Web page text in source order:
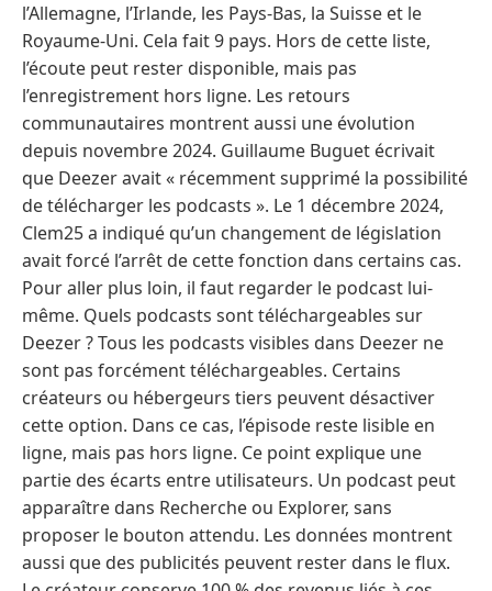
l’Allemagne, l’Irlande, les Pays-Bas, la Suisse et le
Royaume-Uni. Cela fait 9 pays. Hors de cette liste,
l’écoute peut rester disponible, mais pas
l’enregistrement hors ligne. Les retours
communautaires montrent aussi une évolution
depuis novembre 2024. Guillaume Buguet écrivait
que Deezer avait « récemment supprimé la possibilité
de télécharger les podcasts ». Le 1 décembre 2024,
Clem25 a indiqué qu’un changement de législation
avait forcé l’arrêt de cette fonction dans certains cas.
Pour aller plus loin, il faut regarder le podcast lui-
même. Quels podcasts sont téléchargeables sur
Deezer ? Tous les podcasts visibles dans Deezer ne
sont pas forcément téléchargeables. Certains
créateurs ou hébergeurs tiers peuvent désactiver
cette option. Dans ce cas, l’épisode reste lisible en
ligne, mais pas hors ligne. Ce point explique une
partie des écarts entre utilisateurs. Un podcast peut
apparaître dans Recherche ou Explorer, sans
proposer le bouton attendu. Les données montrent
aussi que des publicités peuvent rester dans le flux.